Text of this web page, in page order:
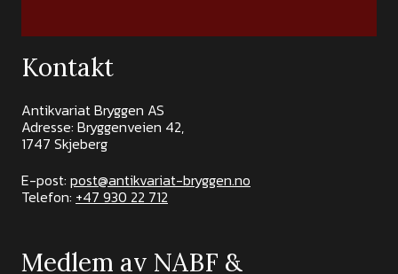
Kontakt
Antikvariat Bryggen AS
Adresse: Bryggenveien 42,
1747 Skjeberg
E-post: post@antikvariat-bryggen.no
Telefon: +47 930 22 712
Medlem av NABF &